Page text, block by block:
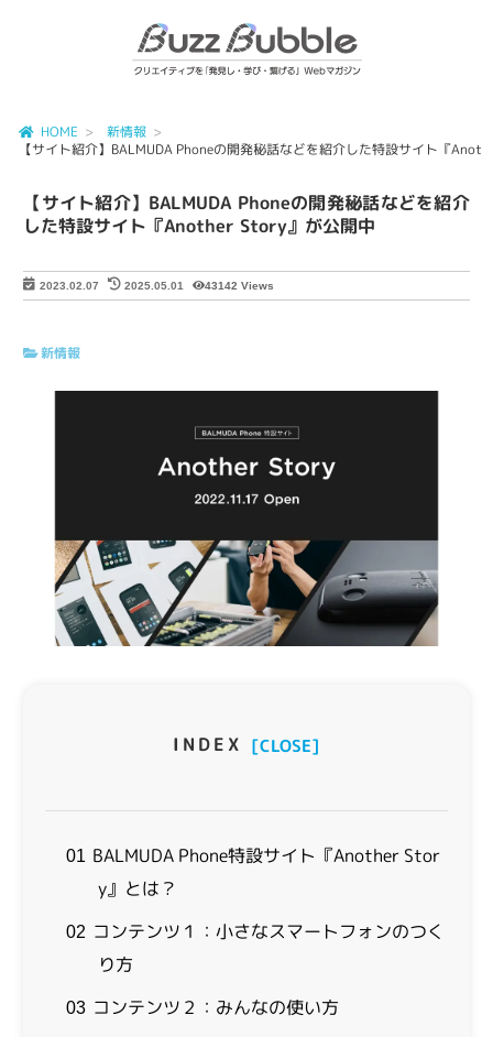
HOME
新情報
【サイト紹介】BALMUDA Phoneの開発秘話などを紹介した特設サイト『
【サイト紹介】BALMUDA Phoneの開発秘話などを紹介
した特設サイト『Another Story』が公開中
2023.02.07 2025.05.01 43142 Views
新情報
INDEX [CLOSE]
01 BALMUDA Phone特設サイト『Another Stor
y』とは？
02 コンテンツ１：小さなスマートフォンのつく
り方
03 コンテンツ２：みんなの使い方